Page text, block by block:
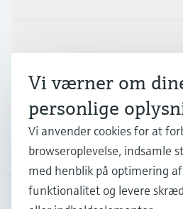
Virksomhed
Vi værner om
personlige
Vi anvender cookies for at
browseroplevelse, indsamle
med henblik på optimering
funktionalitet og levere